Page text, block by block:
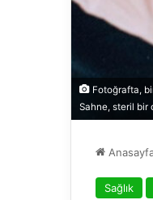
Fotoğrafta,
Sahne, steril bir
Sağlık